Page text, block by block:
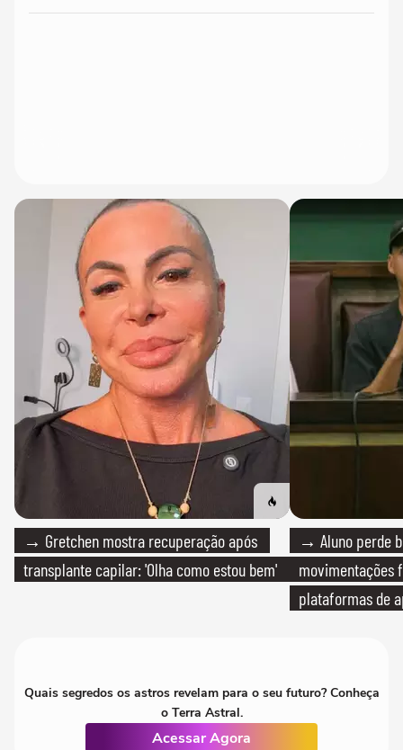
→ Gretchen mostra recuperação após
transplante capilar: 'Olha como estou bem'
→ Aluno perde
movimentações
plataformas de
Quais segredos os astros revelam para o seu futuro? Conheça
o Terra Astral.
Acessar Agora